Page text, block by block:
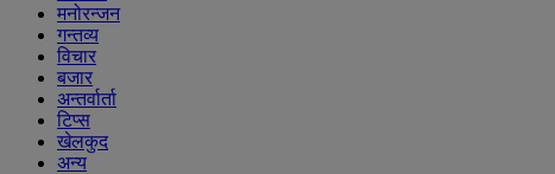
मनोरन्जन
गन्तव्य
विचार
बजार
अन्तर्वार्ता
टिप्स
खेलकुद
अन्य